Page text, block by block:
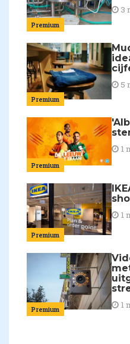
Premium
3
Premium
5
Premium
1
Premium
1
Premium 1